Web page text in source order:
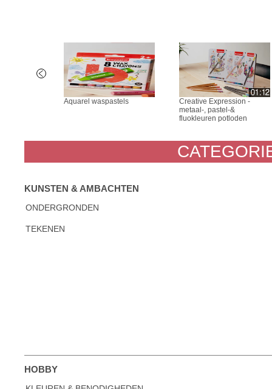
Aquarel waspastels
Creative Expression -
metaal-, pastel-&
fluokleuren potloden
KUNSTEN & AMBACHTEN
ONDERGRONDEN
TEKENEN
HOBBY